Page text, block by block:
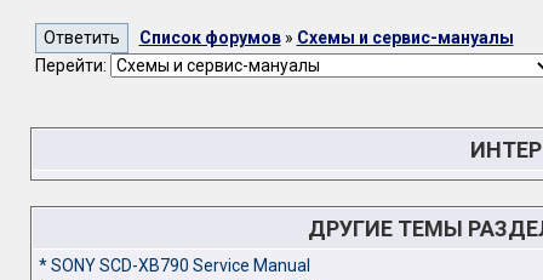
Список форумов» Схемы и сервис-мануалы
Перейти:
ДРУГИЕ ТЕМЫ
* SONY SCD-XB790 Service Manual